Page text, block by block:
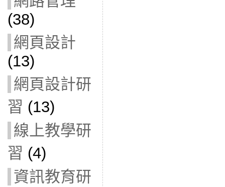
(38)
網頁設計
(13)
網頁設計研
習 (13)
線上教學研
習 (4)
資訊教育研